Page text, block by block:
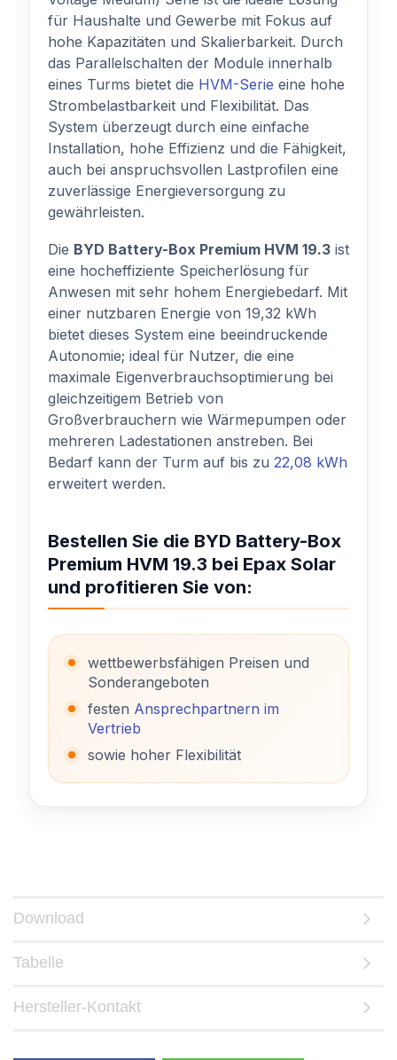
für Haushalte und Gewerbe mit Fokus auf
hohe Kapazitäten und Skalierbarkeit. Durch
das Parallelschalten der Module innerhalb
eines Turms bietet die HVM-Serie eine hohe
Strombelastbarkeit und Flexibilität. Das
System überzeugt durch eine einfache
Installation, hohe Effizienz und die Fähigkeit,
auch bei anspruchsvollen Lastprofilen eine
zuverlässige Energieversorgung zu
gewährleisten.
Die BYD Battery-Box Premium HVM 19.3 ist
eine hocheffiziente Speicherlösung für
Anwesen mit sehr hohem Energiebedarf. Mit
einer nutzbaren Energie von 19,32 kWh
bietet dieses System eine beeindruckende
Autonomie; ideal für Nutzer, die eine
maximale Eigenverbrauchsoptimierung bei
gleichzeitigem Betrieb von
Großverbrauchern wie Wärmepumpen oder
mehreren Ladestationen anstreben. Bei
Bedarf kann der Turm auf bis zu 22,08 kWh
erweitert werden.
Bestellen Sie die BYD Battery-Box
Premium HVM 19.3 bei Epax Solar
und profitieren Sie von:
wettbewerbsfähigen Preisen und
Sonderangeboten
festen Ansprechpartnern im
Vertrieb
sowie hoher Flexibilität
Download
Tabelle
Hersteller-Kontakt